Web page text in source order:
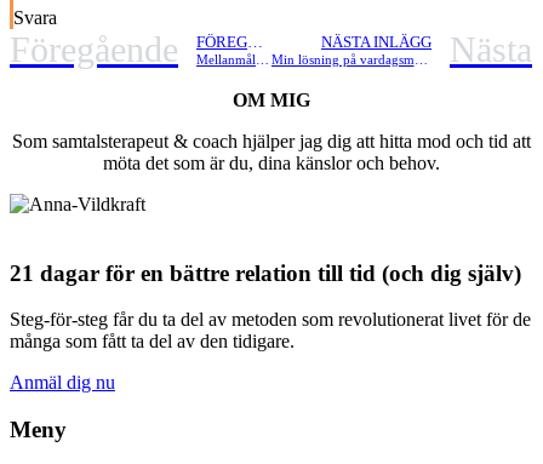
Svara
Föregående NÄSTA INLÄGG Nästa
OM MIG
Som samtalsterapeut & coach hjälper jag dig att hitta mod och tid att
möta det som är du, dina känslor och behov.
21 dagar för en bättre relation till tid (och dig själv)
Steg-för-steg får du ta del av metoden som revolutionerat livet för de
många som fått ta del av den tidigare.
Anmäl dig nu
Meny